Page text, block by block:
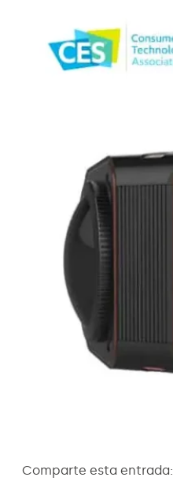
Comparte esta entrada: